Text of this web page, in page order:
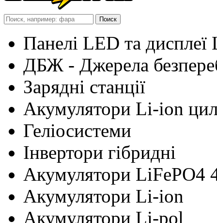
Панелі LED та дисплеї
ДБЖ - Джерела
Зарядні станції
Акумулятори Li-ion
Геліосистеми
Інвертори гібридні
Акумулятори LiFePO4
Акумулятори Li-ion
Акумулятори Li-pol